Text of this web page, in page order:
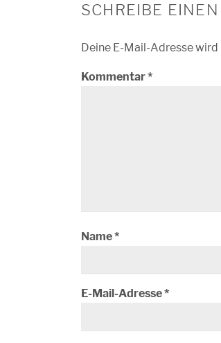
SCHREIBE
Deine E-Mail-Adresse
Kommentar*
Name*
E-Mail-Adresse*